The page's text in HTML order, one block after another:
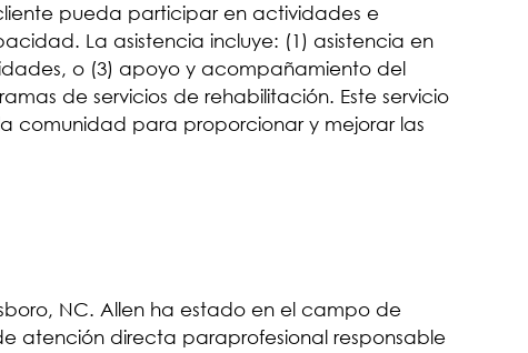
pueda participar en actividades e
La asistencia incluye: (1) asistencia en
o (3) apoyo y acompañamiento del
de servicios de rehabilitación. Este servicio
comunidad para proporcionar y mejorar las
NC. Allen ha estado en el campo de
atención directa paraprofesional responsable